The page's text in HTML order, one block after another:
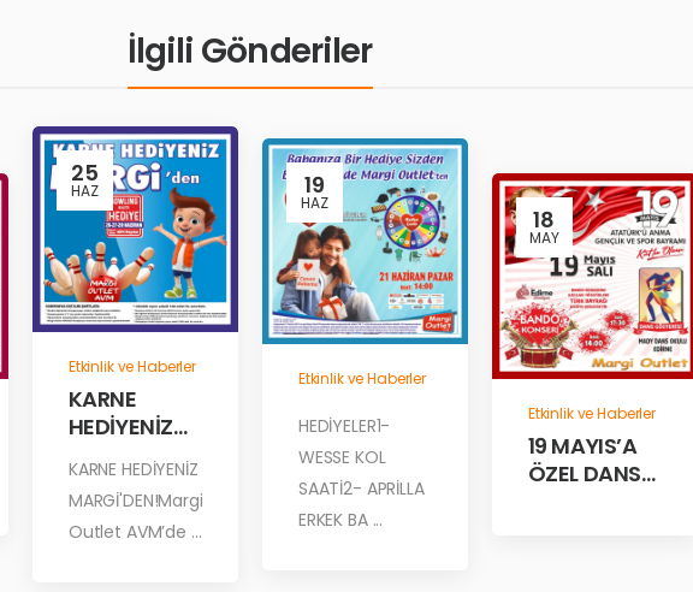
İlgili Gönderiler
25
HAZ
Etkinlik ve Haberler
KARNE
HEDİYENİZ
MARGİ’DEN!
KARNE HEDİYENİZ
MARGİ'DEN!Margi
Outlet AVM’de ...
19
HAZ
Etkinlik ve Haberler
HEDİYELER1-
WESSE KOL
SAATİ2- APRİLLA
ERKEK BA ...
18
MAY
Etkinlik ve Haberler
19 MAYIS’A
ÖZEL DANS